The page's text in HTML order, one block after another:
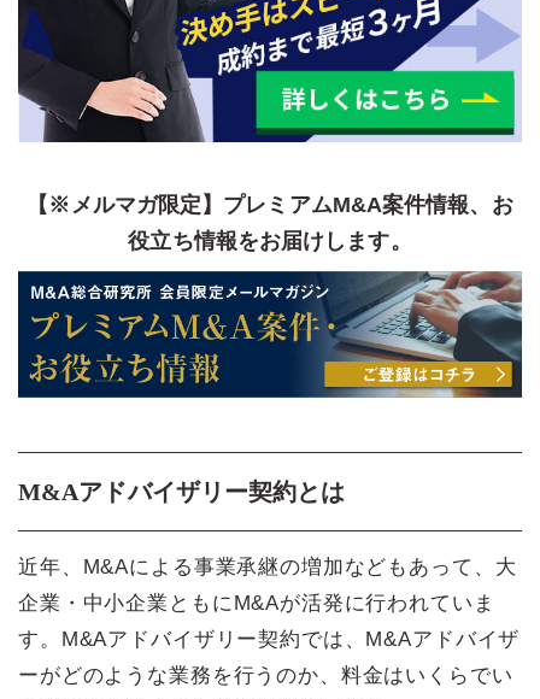
【※メルマガ限定】プレミアムM&A案件情報、お
役立ち情報をお届けします。
M&Aアドバイザリー契約とは
近年、M&Aによる事業承継の増加などもあって、大
企業・中小企業ともにM&Aが活発に行われていま
す。M&Aアドバイザリー契約では、M&Aアドバイザ
ーがどのような業務を行うのか、料金はいくらでい